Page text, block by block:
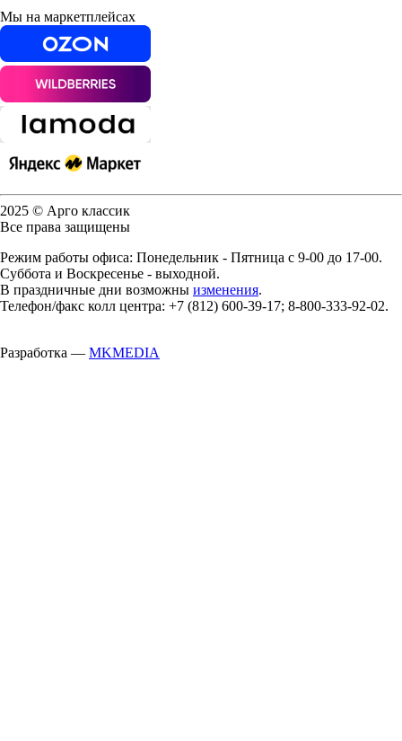
Мы на маркетплейсах
2025 © Арго классик
Все права защищены
Режим работы офиса: Понедельник - Пятница с 9-00 до 17-00.
Суббота и Воскресенье - выходной.
В праздничные дни возможны изменения.
Телефон/факс колл центра: +7 (812) 600-39-17; 8-800-333-92-02.
Разработка — MKMEDIA